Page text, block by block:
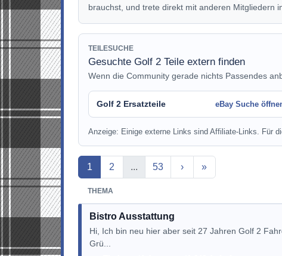
brauchst, und trete direkt mit anderen Mitgliedern
TEILESUCHE
Gesuchte Golf 2 Teile extern finden
Wenn die Community gerade nichts Passendes
Golf 2 Ersatzteile eBay Suche
Anzeige: Einige externe Links sind Affiliate-Links. Für
Aktuelle Seite
1 2 ... 53 › »
THEMA
Bistro Ausstattung
Hi, Ich bin neu hier aber seit 27 Jahren Golf 2
Grü...